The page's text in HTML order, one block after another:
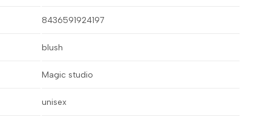
8436591924197
blush
Magic studio
unisex